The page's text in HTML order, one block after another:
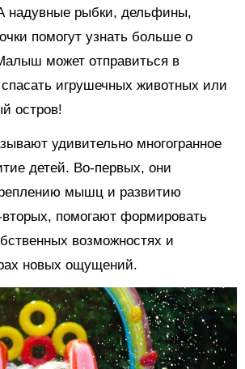
надувные рыбки, дельфины,
помогут узнать больше о
может отправиться в
игрушечных животных или
остров!
удивительно многогранное
детей. Во-первых, они
мышц и развитию
помогают формировать
возможностях и
новых ощущений.